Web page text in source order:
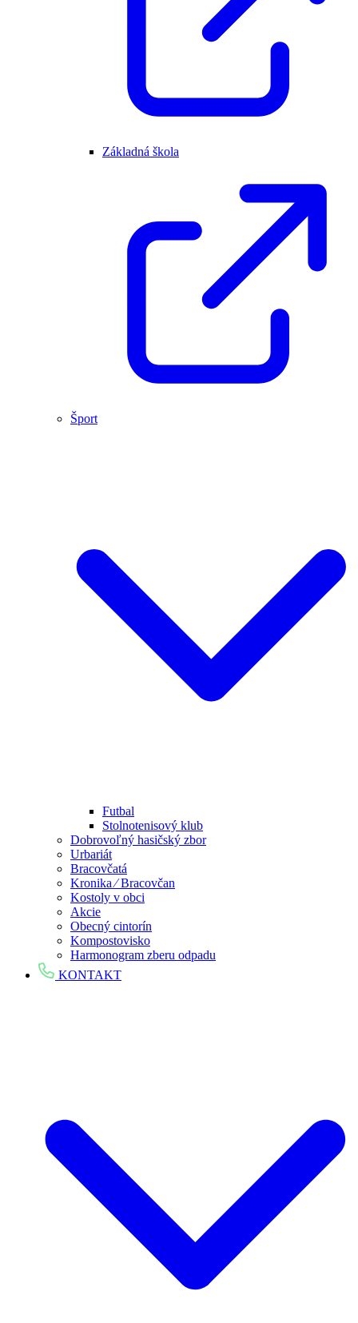
Základná škola
Šport
Futbal
Stolnotenisový klub
Dobrovoľný hasičský zbor
Urbariát
Bracovčatá
Kronika ⁄ Bracovčan
Kostoly v obci
Akcie
Obecný cintorín
Kompostovisko
Harmonogram zberu odpadu
KONTAKT